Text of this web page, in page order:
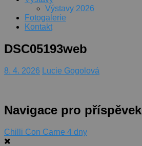
Výstavy 2026
Fotogalerie
Kontakt
DSC05193web
8. 4. 2026 Lucie Gogolová
Navigace pro příspěvek
Chilli Con Carne 4 dny